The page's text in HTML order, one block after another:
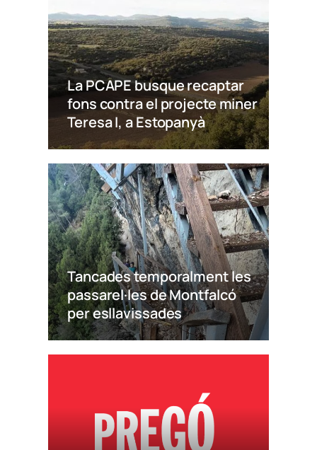
La PCAPE busque recaptar
fons contra el projecte miner
Teresa I, a Estopanyà
Tancades temporalment les
passarel·les de Montfalcó
per esllavissades